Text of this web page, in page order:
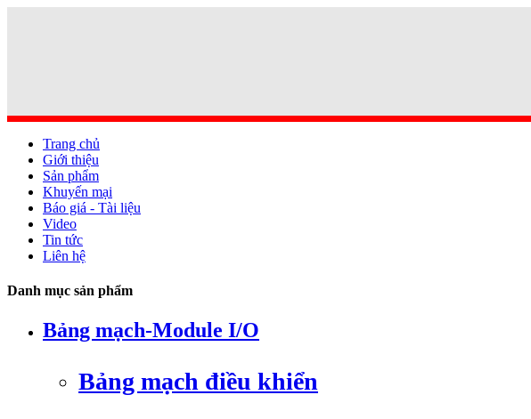
Trang chủ
Giới thiệu
Sản phẩm
Khuyến mại
Báo giá - Tài liệu
Video
Tin tức
Liên hệ
Danh mục sản phẩm
Bảng mạch-Module I/O
Bảng mạch điều khiển